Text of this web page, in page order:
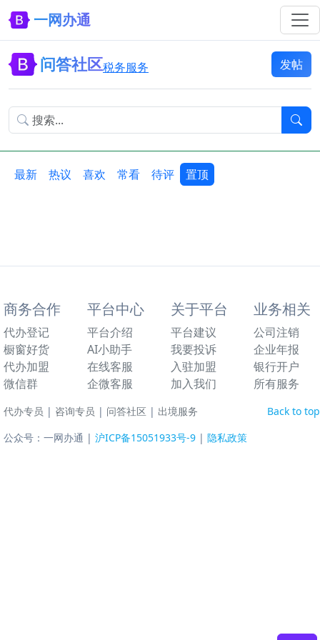
一网办通
问答社区税务服务 发帖
最新 热议 喜欢 常看 待评 置顶
商务合作
代办登记
橱窗好货
代办加盟
微信群
平台中心
平台介绍
AI小助手
在线客服
企微客服
关于平台
平台建议
我要投诉
入驻加盟
加入我们
业务相关
公司注销
企业年报
银行开户
所有服务
Back to top
代办专员 | 咨询专员 | 问答社区 | 出境服务
公众号：一网办通 | 沪ICP备15051933号-9 | 隐私政策